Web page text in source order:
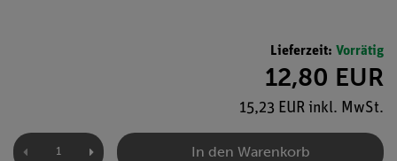
Lieferzeit: Vorrätig
12,80 EUR
15,23 EUR inkl. MwSt.
In den Warenkorb